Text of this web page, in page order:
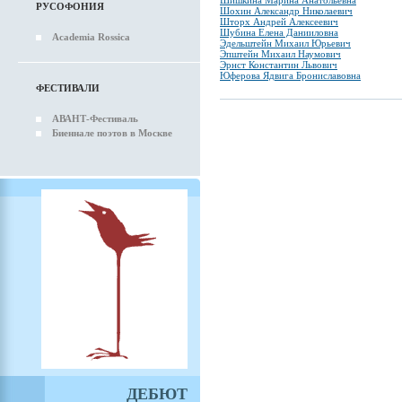
РУСОФОНИЯ
Academia Rossica
ФЕСТИВАЛИ
АВАНТ-Фестиваль
Биеннале поэтов в Москве
ДЕБЮТ
Шохин Александр Николаевич
Шторх Андрей Алексеевич
Шубина Елена Данииловна
Эдельштейн Михаил Юрьевич
Эпштейн Михаил Наумович
Эрнст Константин Львович
Юферова Ядвига Брониславовна